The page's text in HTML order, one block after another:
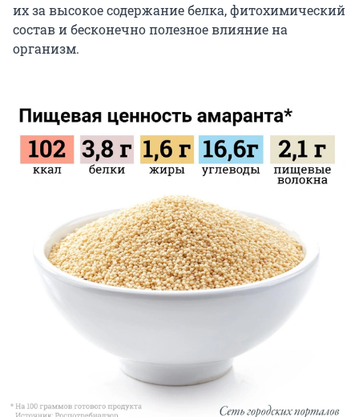
их за высокое содержание белка, фитохимический
состав и бесконечно полезное влияние на
организм.